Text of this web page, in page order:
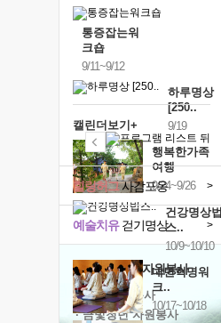
통증잡는워
크숍
9/11~9/12
하루명상
[250..
9/19
행복한가족
여행
9/24~9/26
건강명상법
스..
10/9~10/10
내면혁명워
크..
10/17~10/18
캘린더보기+
예술치유걷기명상 >
힐링허그사감포옹 >
'옹달샘의 꽃'자원봉사
· 청년 자원봉사
· 금빛청년 자원봉사